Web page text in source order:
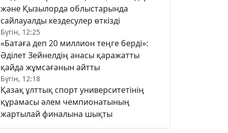
және Қызылорда облыстарында
сайлауалды кездесулер өткізді
Бүгін, 12:25
«Батаға деп 20 миллион теңге берді»:
Әділет Зейнелдің анасы қаражатты
қайда жұмсағанын айтты
Бүгін, 12:18
Қазақ ұлттық спорт университетінің
құрамасы әлем чемпионатының
жартылай финалына шықты